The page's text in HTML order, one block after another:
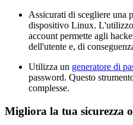
Assicurati di scegliere una
dispositivo Linux. L'utilizzo
account permette agli
dell'utente e, di
Utilizza un generatore di
password. Questo
complesse.
Migliora la tua sicurezza